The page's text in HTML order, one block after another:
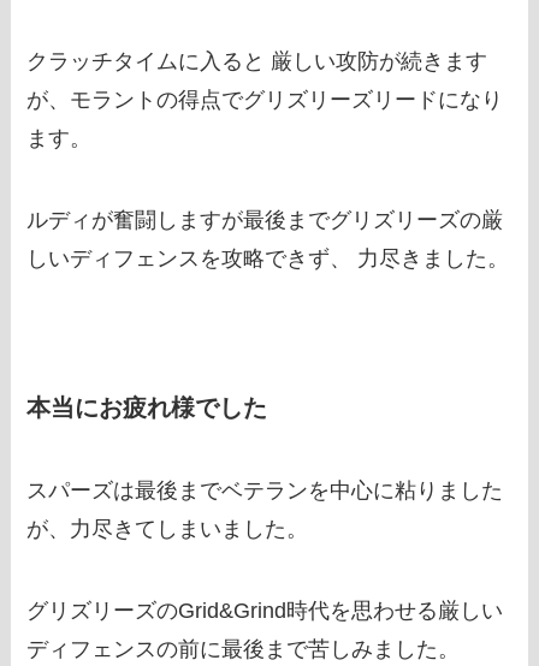
クラッチタイムに入ると 厳しい攻防が続きます
が、モラントの得点でグリズリーズリードになり
ます。
ルディが奮闘しますが最後までグリズリーズの厳
しいディフェンスを攻略できず、 力尽きました。
本当にお疲れ様でした
スパーズは最後までベテランを中心に粘りました
が、力尽きてしまいました。
グリズリーズのGrid&Grind時代を思わせる厳しい
ディフェンスの前に最後まで苦しみました。